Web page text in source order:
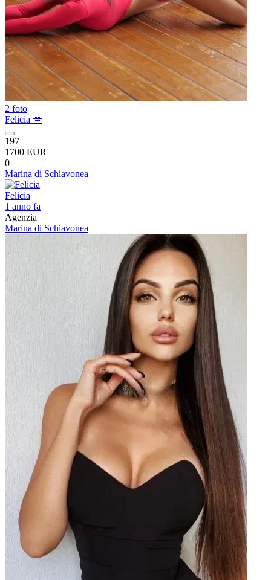
2 foto
Felicia 💋
197
1700 EUR
0
Marina di Schiavonea
Felicia
1 anno fa
Agenzia
Marina di Schiavonea